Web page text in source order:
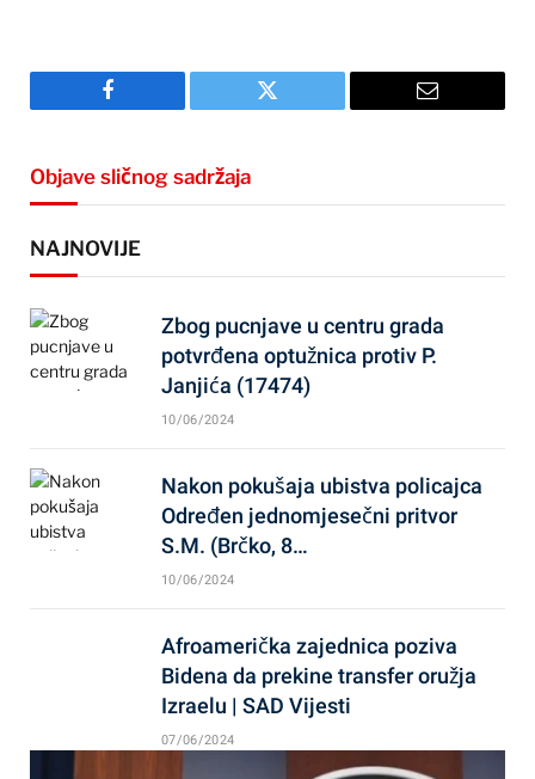
Facebook Twitter Email
Objave sličnog sadržaja
NAJNOVIJE
Zbog pucnjave u centru grada
potvrđena optužnica protiv P.
Janjića (17474)
10/06/2024
Nakon pokušaja ubistva policajca
Određen jednomjesečni pritvor
S.M. (Brčko, 8…
10/06/2024
Afroamerička zajednica poziva
Bidena da prekine transfer oružja
Izraelu | SAD Vijesti
07/06/2024